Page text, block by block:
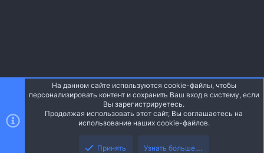
Style and add-ons by ThemeHouse
Перевод от Jumuro ®
Запросы 16 Время 0.0444s Память 3.31MB
Верх
На данном сайте используются cookie-файлы, чтобы
персонализировать контент и сохранить Ваш вход в систему, если
Вы зарегистрируетесь.
Продолжая использовать этот сайт, Вы соглашаетесь на
использование наших cookie-файлов.
Принять Узнать больше.…